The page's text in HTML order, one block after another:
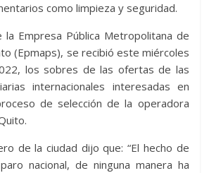
como limpieza y seguridad.
la Empresa Pública Metropolitana de
(Epmaps), se recibió este miércoles
los sobres de las ofertas de las
internacionales interesadas en
de selección de la operadora
de la ciudad dijo que: “El hecho de
nacional, de ninguna manera ha